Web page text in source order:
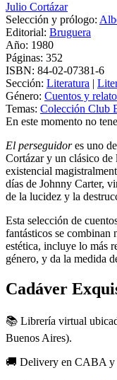
Julio Cortázar
Selección y prólogo:
Editorial: Bruguera
Año: 1980
Páginas: 352
ISBN: 84-02-07381-6
Sección: Literatura |
Género: Cuentos y
Temas: Colección Club
En este momento no
El perseguidores uno
Cortázar y un clásico
existencial
días de Johnny Carter,
de la lucidez y la
Esta selección de
fantásticos se combinan
estética, incluye lo más
género, y da la medida
Cadáver
📚 Librería virtual
Buenos Aires).
🚚 Delivery en CABA y